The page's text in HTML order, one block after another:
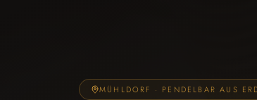
MÜHLDORF · PENDELBAR AUS